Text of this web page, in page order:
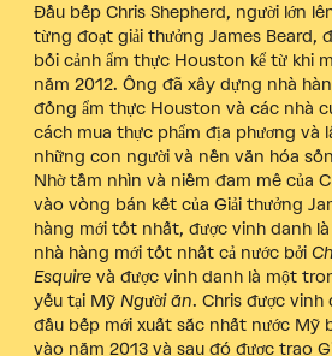
Đầu bếp Chris Shepherd, người lớn
từng đoạt giải thưởng James Beard,
bối cảnh ẩm thực Houston kể từ khi
năm 2012. Ông đã xây dựng nhà
đồng ẩm thực Houston và các nhà
cách mua thực phẩm địa phương và
những con người và nền văn hóa
Nhờ tầm nhìn và niềm đam mê của
vào vòng bán kết của Giải thưởng
hàng mới tốt nhất, được vinh danh
nhà hàng mới tốt nhất cả nước bởi
Esquire và được vinh danh là một
yếu tại Mỹ Người ăn. Chris được
đầu bếp mới xuất sắc nhất nước Mỹ
vào năm 2013 và sau đó được trao